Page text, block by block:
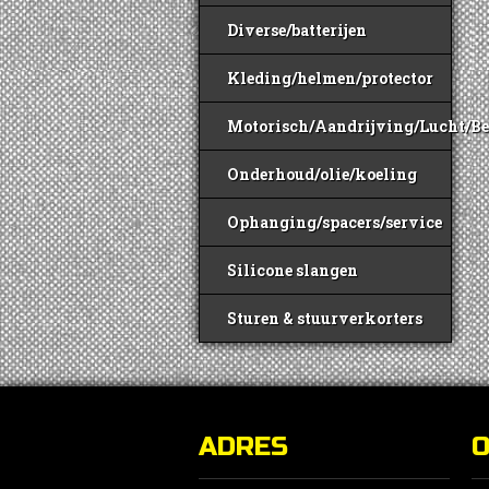
Diverse/batterijen
Kleding/helmen/protector
Motorisch/Aandrijving/Lucht/
Onderhoud/olie/koeling
Ophanging/spacers/service
Silicone slangen
Sturen & stuurverkorters
ADRES